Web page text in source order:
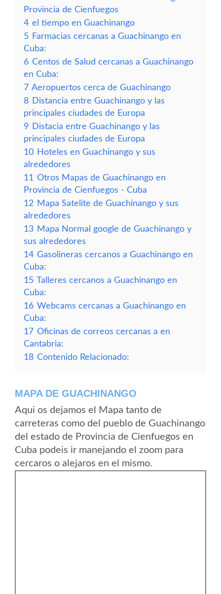
Provincia de Cienfuegos
4 el tiempo en Guachinango
5 Farmacias cercanas a Guachinango en
Cuba:
6 Centos de Salud cercanas a Guachinango
en Cuba:
7 Aeropuertos cerca de Guachinango
8 Distancia entre Guachinango y las
principales ciudades de Europa
9 Distacia entre Guachinango y las
principales ciudades de Europa
10 Hoteles en Guachinango y sus
alrededores
11 Otros Mapas de Guachinango en
Provincia de Cienfuegos - Cuba
12 Mapa Satelite de Guachinango y sus
alrededores
13 Mapa Normal google de Guachinango y
sus alrededores
14 Gasolineras cercanos a Guachinango en
Cuba:
15 Talleres cercanos a Guachinango en
Cuba:
16 Webcams cercanas a Guachinango en
Cuba:
17 Oficinas de correos cercanas a en
Cantabria:
18 Contenido Relacionado:
MAPA DE GUACHINANGO
Aqui os dejamos el Mapa tanto de
carreteras como del pueblo de Guachinango
del estado de Provincia de Cienfuegos en
Cuba podeis ir manejando el zoom para
cercaros o alejaros en el mismo.